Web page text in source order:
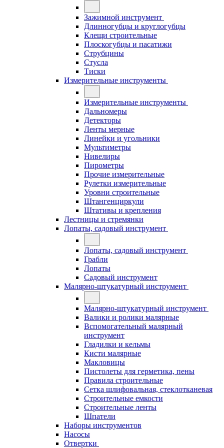
Зажимной инструмент
Длинногубцы и круглогубцы
Клещи строительные
Плоскогубцы и пасатижи
Струбцины
Стусла
Тиски
Измерительные инструменты
Измерительные инструменты
Дальномеры
Детекторы
Ленты мерные
Линейки и угольники
Мультиметры
Нивелиры
Пирометры
Прочие измерительные
Рулетки измерительные
Уровни строительные
Штангенциркули
Штативы и крепления
Лестницы и стремянки
Лопаты, садовый инструмент
Лопаты, садовый инструмент
Грабли
Лопаты
Садовый инструмент
Малярно-штукатурный инструмент
Малярно-штукатурный инструмент
Валики и ролики малярные
Вспомогательный малярный
инструмент
Гладилки и кельмы
Кисти малярные
Макловицы
Пистолеты для герметика, пены
Правила строительные
Сетка шлифовальная, стеклотканевая
Строительные емкости
Строительные ленты
Шпатели
Наборы инструментов
Насосы
Отвертки